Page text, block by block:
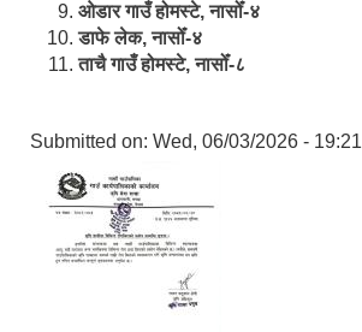
ओ‍‍‌डार गाउँ होमस्टे, नासोँ-४
डाफे लेक, नासोँ-४
ताचै गाउँ होमस्टे, नासोँ-८
Submitted on: Wed, 06/03/2026 - 19:21